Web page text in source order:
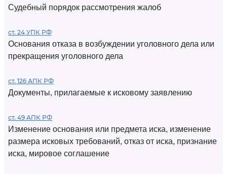
Судебный порядок рассмотрения жалоб
ст. 24 УПК РФ
Основания отказа в возбуждении уголовного дела или
прекращения уголовного дела
ст. 126 АПК РФ
Документы, прилагаемые к исковому заявлению
ст. 49 АПК РФ
Изменение основания или предмета иска, изменение
размера исковых требований, отказ от иска, признание
иска, мировое соглашение